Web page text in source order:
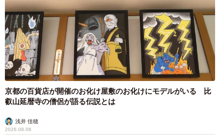
約250店舗で1人目の客になってきたという／わくいさん
（@jamiiiiro0104）
これまでに達成した店舗数は「おそらく200〜250くら
い」。印象深い体験のひとつが、京都にオープンしたセブ
ンイレブンです。周辺にコンビニが少なく、近所の人たち
たのに…』と言われたんですが、恨み節ではなく、面白が
京都の百貨店が開催のお化け屋敷のお化けにモデルがいる 比
叡山延暦寺の僧侶が語る伝説とは
浅井 佳穂
2026.08.08